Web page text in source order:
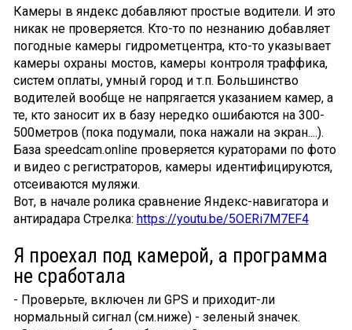
Камеры в яндекс добавляют простые водители. И это
никак не проверяется. Кто-то по незнанию добавляет
погодные камеры гидрометцентра, кто-то указывает
камеры охраны мостов, камеры контроля траффика,
систем оплаты, умный город и т.п. Большинство
водителей вообще не напрягается указанием камер, а
те, кто заносит их в базу нередко ошибаются на 300-
500метров (пока подумали, пока нажали на экран....).
База speedcam.online проверяется кураторами по фото
и видео с регистраторов, камеры идентифицируются,
отсеиваются муляжи.
Вот, в начале ролика сравнение Яндекс-навигатора и
антирадара Стрелка: https://youtu.be/5OERi7M7EF4
Я проехал под камерой, а программа
не сработала
- Проверьте, включен ли GPS и приходит-ли
нормальный сигнал (см.ниже) - зеленый значек.